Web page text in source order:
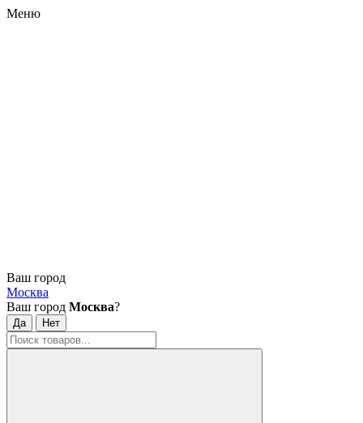
Меню
Ваш город
Москва
Ваш город Москва?